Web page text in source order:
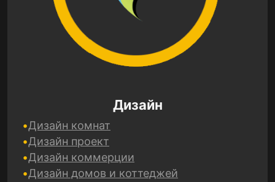
Дизайн
Дизайн комнат
Дизайн проект
Дизайн коммерции
Дизайн домов и коттеджей